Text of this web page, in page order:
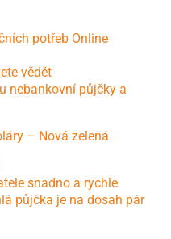
potřeb Online
vědět
nebankovní půjčky a
– Nová zelená
snadno a rychle
půjčka je na dosah pár